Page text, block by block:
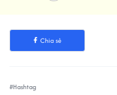
Chia sẻ
#Hashtag